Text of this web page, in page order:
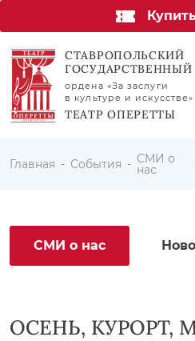
СТАВРОПОЛЬСКИЙ
ГОСУДАРСТВЕННЫЙ
ордена «За заслуги
в культуре и искусстве»
ТЕАТР ОПЕРЕТТЫ
Главная События СМИ о
нас
СМИ о нас
ОСЕНЬ, КУРОРТ,